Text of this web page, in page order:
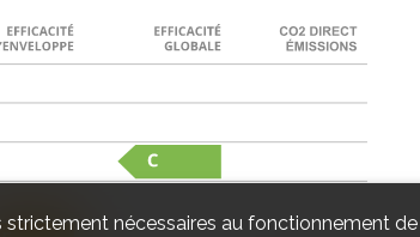
strictement nécessaires au fonctionnement